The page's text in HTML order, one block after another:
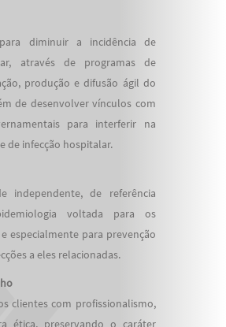
diminuir a incidência de
através de programas de
produção e difusão ágil do
de desenvolver vínculos com
para interferir na
de infecção hospitalar.
independente, de referência
voltada para os
especialmente para prevenção
a eles relacionadas.
clientes com profissionalismo,
ética, preservando o caráter